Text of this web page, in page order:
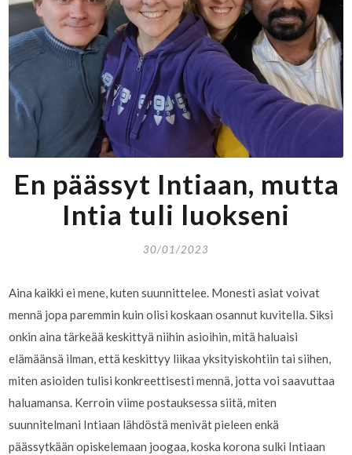
En päässyt Intiaan, mutta
Intia tuli luokseni
30/01/2023
Aina kaikki ei mene, kuten suunnittelee. Monesti asiat voivat
mennä jopa paremmin kuin olisi koskaan osannut kuvitella. Siksi
onkin aina tärkeää keskittyä niihin asioihin, mitä haluaisi
elämäänsä ilman, että keskittyy liikaa yksityiskohtiin tai siihen,
miten asioiden tulisi konkreettisesti mennä, jotta voi saavuttaa
haluamansa. Kerroin viime postauksessa siitä, miten
suunnitelmani Intiaan lähdöstä menivät pieleen enkä
päässytkään opiskelemaan joogaa, koska korona sulki Intiaan